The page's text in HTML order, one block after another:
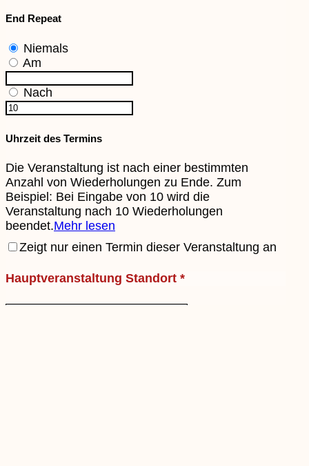
End Repeat
Niemals
Am
Nach
Uhrzeit des Termins
Die Veranstaltung ist nach einer bestimmten
Anzahl von Wiederholungen zu Ende. Zum
Beispiel: Bei Eingabe von 10 wird die
Veranstaltung nach 10 Wiederholungen
beendet.Mehr lesen
Zeigt nur einen Termin dieser Veranstaltung an
Hauptveranstaltung Standort *